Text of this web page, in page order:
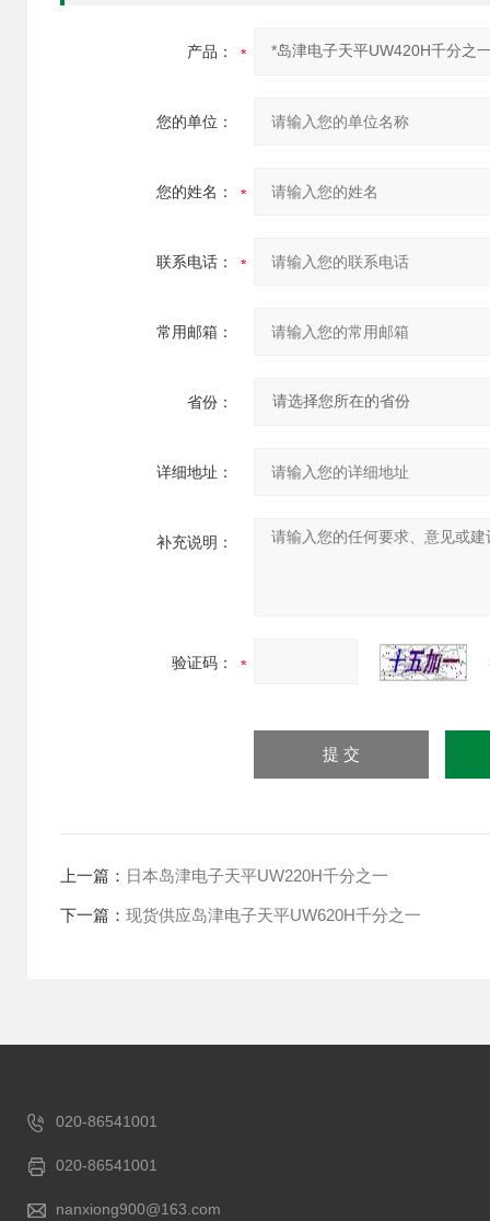
产品：
您的单位：
您的姓名：
联系电话：
常用邮箱：
省份：
详细地址：
补充说明：
验证码：
上一篇： 日本岛津电子天平UW220H千分之一
下一篇： 现货供应岛津电子天平UW620H千分之一
020-86541001
020-86541001
nanxiong900@163.com